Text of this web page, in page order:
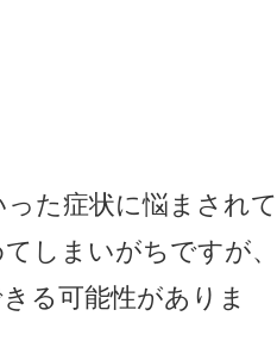
た症状に悩まされて
しまいがちですが、
る可能性がありま